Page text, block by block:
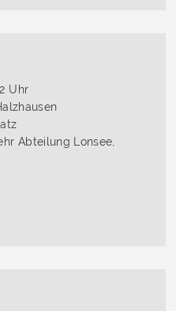
Uhr
Abteilung Lonsee,